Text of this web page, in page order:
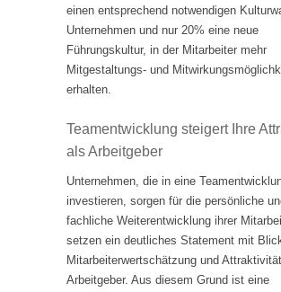
einen entsprechend notwendigen
Unternehmen und nur 20% eine neue
Führungskultur, in der Mitarbeiter mehr
Mitgestaltungs- und
erhalten.
Teamentwicklung steigert Ihre
als Arbeitgeber
Unternehmen, die in eine
investieren, sorgen für die persönliche
fachliche Weiterentwicklung ihrer
setzen ein deutliches Statement mit
Mitarbeiterwertschätzung und
Arbeitgeber. Aus diesem Grund ist eine